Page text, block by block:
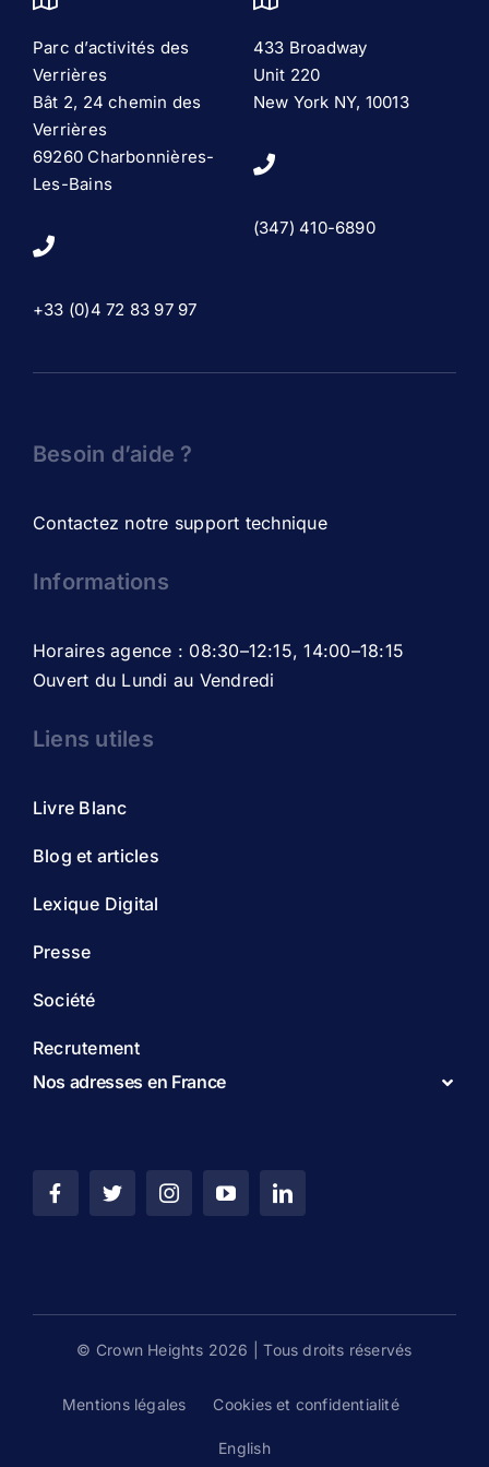
Parc d’activités des
Verrières
Bât 2, 24 chemin des
Verrières
69260 Charbonnières-
Les-Bains
+33 (0)4 72 83 97 97
433 Broadway
Unit 220
New York NY, 10013
(347) 410-6890
Besoin d’aide ?
Contactez notre support technique
Informations
Horaires agence : 08:30–12:15, 14:00–18:15
Ouvert du Lundi au Vendredi
Liens utiles
Livre Blanc
Blog et articles
Lexique Digital
Presse
Société
Recrutement
Nos adresses en France
© Crown Heights 2026 | Tous droits réservés
Mentions légales Cookies et confidentialité
English